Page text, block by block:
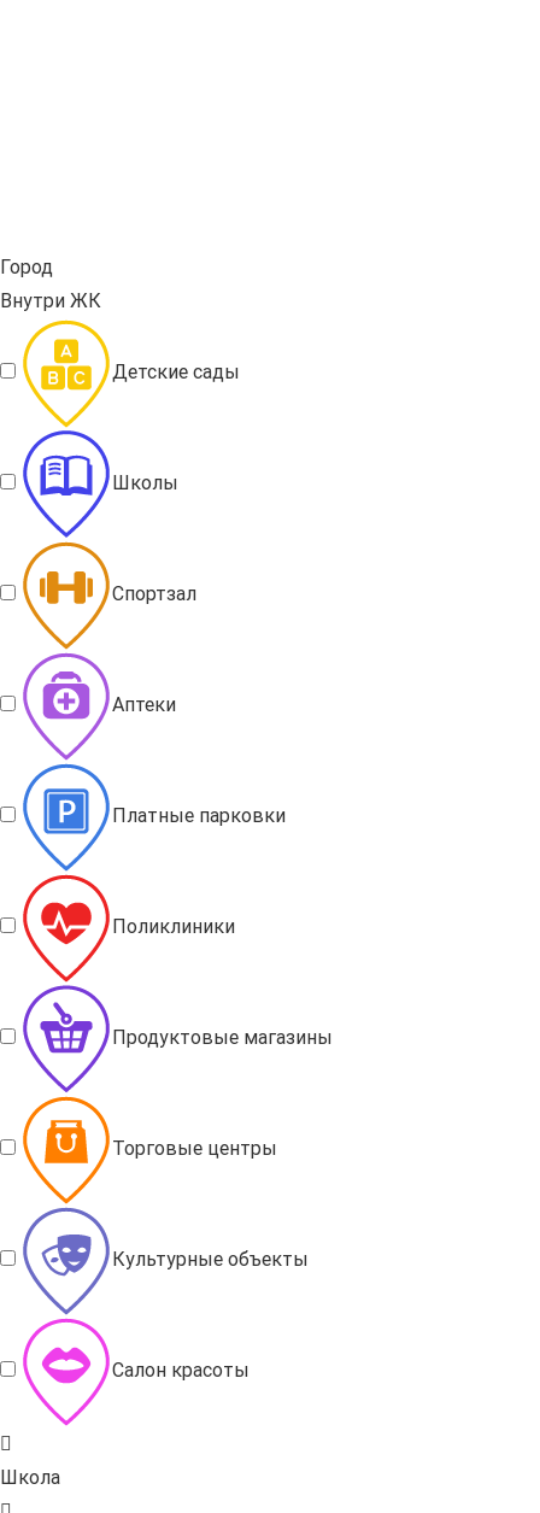
Город
Внутри ЖК
Детские сады
Школы
Спортзал
Аптеки
Платные парковки
Поликлиники
Продуктовые магазины
Торговые центры
Культурные объекты
Салон красоты
Школа